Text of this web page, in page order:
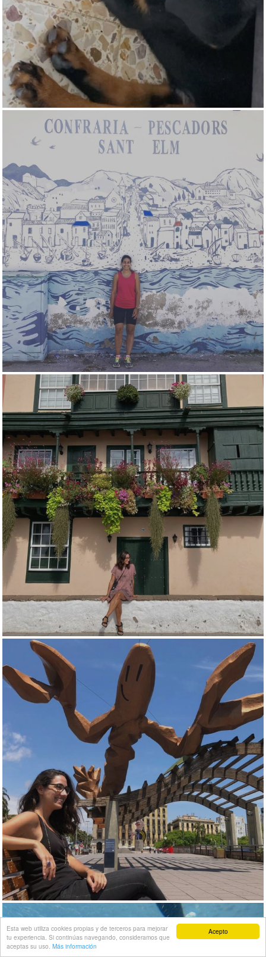
Acepto
Esta web utiliza cookies propias y de terceros para mejorar
tu experiencia. Si continúas navegando, consideramos que
aceptas su uso. Más información